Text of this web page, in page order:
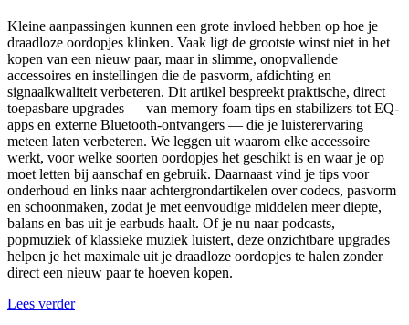
Kleine aanpassingen kunnen een grote invloed hebben op hoe je
draadloze oordopjes klinken. Vaak ligt de grootste winst niet in het
kopen van een nieuw paar, maar in slimme, onopvallende
accessoires en instellingen die de pasvorm, afdichting en
signaalkwaliteit verbeteren. Dit artikel bespreekt praktische, direct
toepasbare upgrades — van memory foam tips en stabilizers tot EQ-
apps en externe Bluetooth-ontvangers — die je luisterervaring
meteen laten verbeteren. We leggen uit waarom elke accessoire
werkt, voor welke soorten oordopjes het geschikt is en waar je op
moet letten bij aanschaf en gebruik. Daarnaast vind je tips voor
onderhoud en links naar achtergrondartikelen over codecs, pasvorm
en schoonmaken, zodat je met eenvoudige middelen meer diepte,
balans en bas uit je earbuds haalt. Of je nu naar podcasts,
popmuziek of klassieke muziek luistert, deze onzichtbare upgrades
helpen je het maximale uit je draadloze oordopjes te halen zonder
direct een nieuw paar te hoeven kopen.
Lees verder